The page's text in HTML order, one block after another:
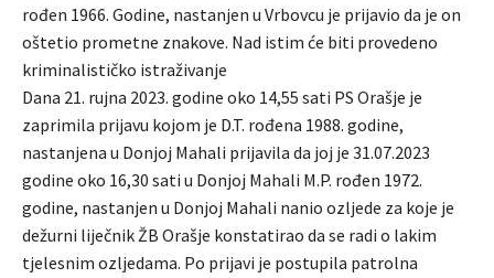
rođen 1966. Godine, nastanjen u Vrbovcu je prijavio da je on
oštetio prometne znakove. Nad istim će biti provedeno
kriminalističko istraživanje
Dana 21. rujna 2023. godine oko 14,55 sati PS Orašje je
zaprimila prijavu kojom je D.T. rođena 1988. godine,
nastanjena u Donjoj Mahali prijavila da joj je 31.07.2023
godine oko 16,30 sati u Donjoj Mahali M.P. rođen 1972.
godine, nastanjen u Donjoj Mahali nanio ozljede za koje je
dežurni liječnik ŽB Orašje konstatirao da se radi o lakim
tjelesnim ozljedama. Po prijavi je postupila patrolna